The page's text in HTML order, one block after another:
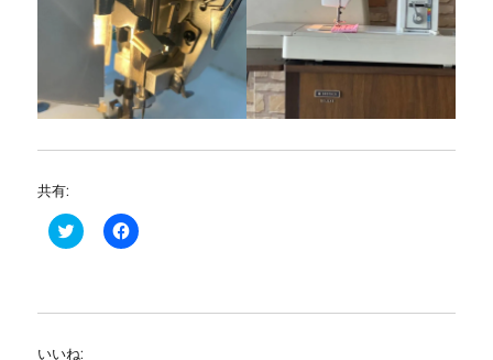
共有:
ク
リ
T
F
a
o
いいね: